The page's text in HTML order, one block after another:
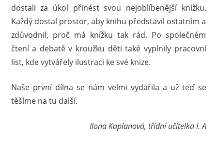
dostali za úkol přinést svou nejoblíbenější knížku.
Každý dostal prostor, aby knihu představil ostatním a
zdůvodnil, proč má knížku tak rád. Po společném
čtení a debatě v kroužku děti také vyplnily pracovní
list, kde vytvářely ilustraci ke své knize.
Naše první dílna se nám velmi vydařila a už teď se
těšíme na tu další.
Ilona Kaplanová, třídní učitelka I. A